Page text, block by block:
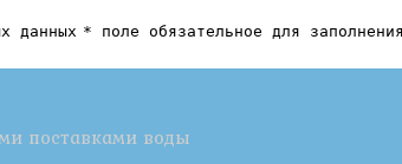
данных * поле обязательное для
поставками воды